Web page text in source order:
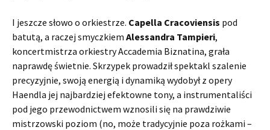
I jeszcze słowo o orkiestrze. Capella Cracoviensis pod
batutą, a raczej smyczkiem Alessandra Tampieri,
koncertmistrza orkiestry Accademia Biznatina, grała
naprawdę świetnie. Skrzypek prowadził spektakl szalenie
precyzyjnie, swoją energią i dynamiką wydobył z opery
Haendla jej najbardziej efektowne tony, a instrumentaliści
pod jego przewodnictwem wznosili się na prawdziwie
mistrzowski poziom (no, może tradycyjnie poza rożkami –